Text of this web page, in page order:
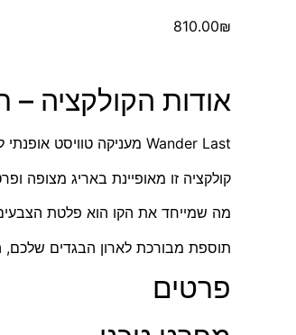
810.00₪
אודות הקולקציה –
Wander Last מעניקה טוויסט אופנתי למראה העסקי הקלאסי.
קולקציה זו מאופיינת באריג מצופה
מה שמייחד את הקו הוא פלטת הצבעים
תוספת מבורכת לארון הבגדים שלכם,
פרטים